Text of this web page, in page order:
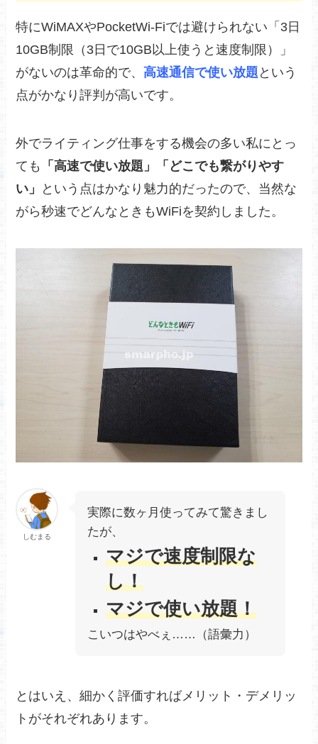
特にWiMAXやPocketWi-Fiでは避けられない「3日
10GB制限（3日で10GB以上使うと速度制限）」
がないのは革命的で、高速通信で使い放題 という
点がかなり評判が高いです。
外でライティング仕事をする機会の多い私にとっ
ても
「高速で使い放題」「どこでも繋がりやす
い」
という点はかなり魅力的だったので、当然な
がら秒速でどんなときもWiFiを契約しました。
しむまる
実際に数ヶ月使ってみて驚きまし
たが、
マジで速度制限な
し！
マジで使い放題！
こいつはやべぇ……（語彙力）
とはいえ、細かく評価すればメリット・デメリッ
トがそれぞれあります。